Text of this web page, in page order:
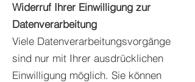
Widerruf Ihrer Einwilligung zur
Datenverarbeitung
Viele Datenverarbeitungsvorgänge
sind nur mit Ihrer ausdrücklichen
Einwilligung möglich. Sie können